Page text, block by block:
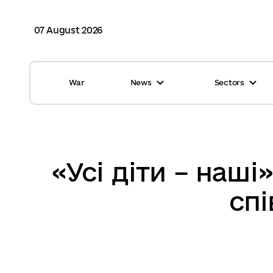
07 August 2026
War News
Calendar
Sectors
«Усі діти –